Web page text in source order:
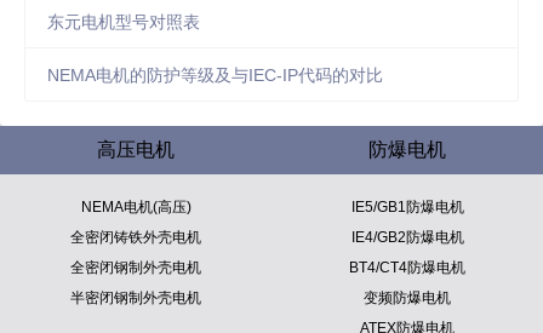
东元电机型号对照表
NEMA电机的防护等级及与IEC-IP代码的对比
高压电机
NEMA电机(高压)
全密闭铸铁外壳电机
全密闭钢制外壳电机
半密闭钢制外壳电机
防爆电机
IE5/GB1防爆电机
IE4/GB2防爆电机
BT4/CT4防爆电机
变频防爆电机
ATEX防爆电机